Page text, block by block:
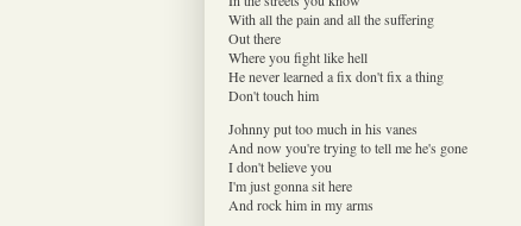
With all the pain and all the suffering
Out there
Where you fight like hell
He never learned a fix don't fix a thing
Don't touch him
Johnny put too much in his vanes
And now you're trying to tell me he's gone
I don't believe you
I'm just gonna sit here
And rock him in my arms